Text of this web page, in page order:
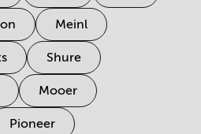
Meinl
Shure
Mooer
Pioneer